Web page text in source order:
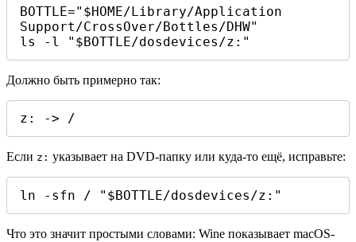
BOTTLE="$HOME/Library/Application
Support/CrossOver/Bottles/DHW"
ls -l "$BOTTLE/dosdevices/z:"
Должно быть примерно так:
z: -> /
Если z: указывает на DVD-папку или куда-то ещё, исправьте:
ln -sfn / "$BOTTLE/dosdevices/z:"
Что это значит простыми словами: Wine показывает macOS-